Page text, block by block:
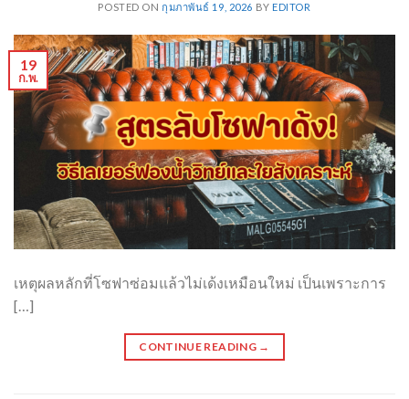
POSTED ON กุมภาพันธ์ 19, 2026 BYEDITOR
19
ก.พ.
เหตุผลหลักที่โซฟาซ่อมแล้วไม่เด้งเหมือนใหม่ เป็นเพราะการ
[…]
CONTINUE READING →